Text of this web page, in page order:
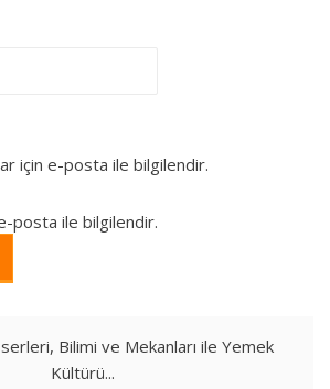
için e-posta ile bilgilendir.
posta ile bilgilendir.
Bilimi ve Mekanları ile Yemek
Kültürü...